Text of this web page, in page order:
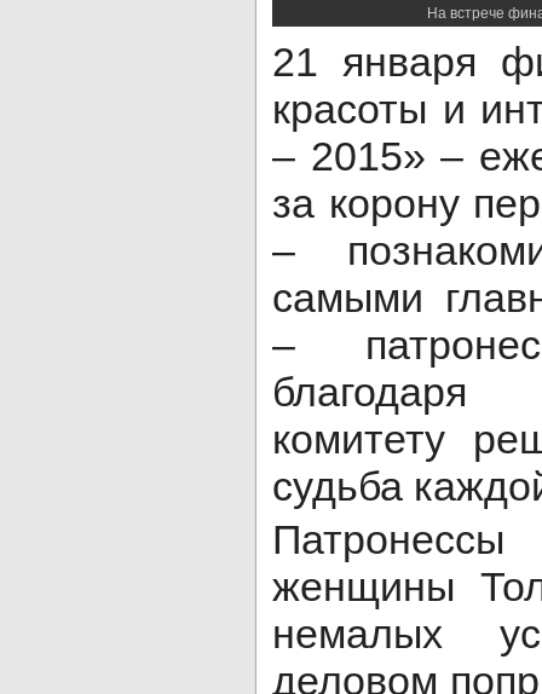
На встрече
21 января
красоты и
– 2015» –
за корону
–
самыми
–
комитету
судьба
женщины
немалых
деловом